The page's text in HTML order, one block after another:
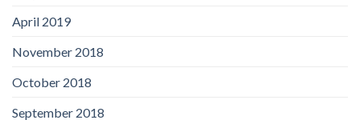
April 2019
November 2018
October 2018
September 2018